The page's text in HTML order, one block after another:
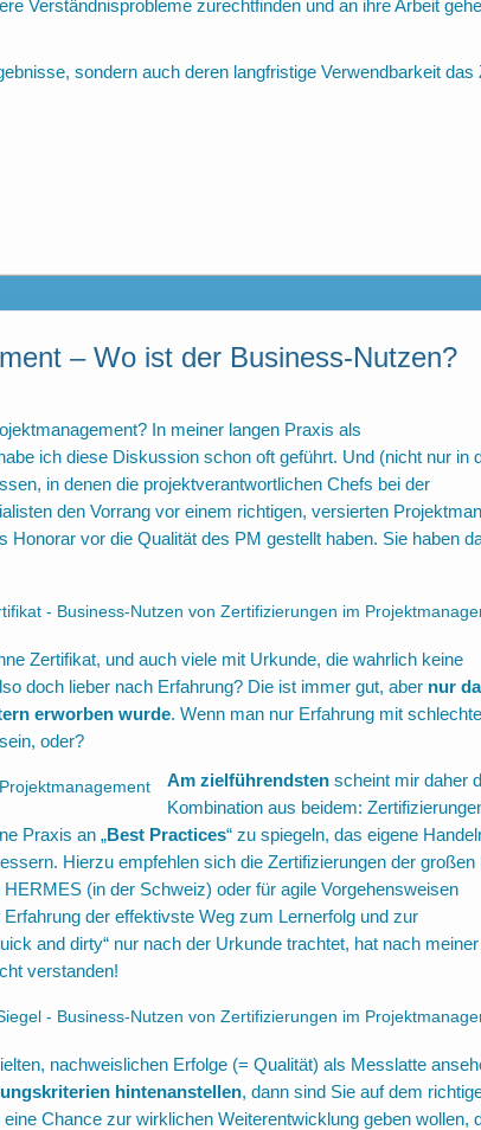
Verständnisprobleme zurechtfinden und an ihre Arbeit
sondern auch deren langfristige Verwendbarkeit das
– Wo ist der Business-Nutzen?
In meiner langen Praxis als
ich diese Diskussion schon oft geführt. Und (nicht nur in
in denen die projektverantwortlichen Chefs bei der
den Vorrang vor einem richtigen, versierten
vor die Qualität des PM gestellt haben. Sie haben
Zertifikat, und auch viele mit Urkunde, die wahrlich keine
doch lieber nach Erfahrung? Die ist immer gut, aber nur
erworben wurde. Wenn man nur Erfahrung mit
oder?
Am zielführendsten scheint mir daher
Kombination aus beidem:
Praxis an „Best Practices“ zu spiegeln, das eigene
Hierzu empfehlen sich die Zertifizierungen der großen
(in der Schweiz) oder für agile Vorgehensweisen
der effektivste Weg zum Lernerfolg und zur
and dirty“ nur nach der Urkunde trachtet, hat nach meiner
verstanden!
nachweislichen Erfolge (= Qualität) als Messlatte
hintenanstellen, dann sind Sie auf dem
Chance zur wirklichen Weiterentwicklung geben wollen,